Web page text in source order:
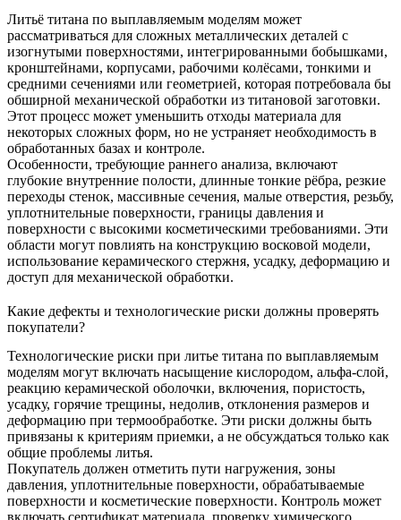
Литьё титана по выплавляемым моделям может
рассматриваться для сложных металлических деталей с
изогнутыми поверхностями, интегрированными бобышками,
кронштейнами, корпусами, рабочими колёсами, тонкими и
средними сечениями или геометрией, которая потребовала бы
обширной механической обработки из титановой заготовки.
Этот процесс может уменьшить отходы материала для
некоторых сложных форм, но не устраняет необходимость в
обработанных базах и контроле.
Особенности, требующие раннего анализа, включают
глубокие внутренние полости, длинные тонкие рёбра, резкие
переходы стенок, массивные сечения, малые отверстия, резьбу,
уплотнительные поверхности, границы давления и
поверхности с высокими косметическими требованиями. Эти
области могут повлиять на конструкцию восковой модели,
использование керамического стержня, усадку, деформацию и
доступ для механической обработки.
Какие дефекты и технологические риски должны проверять
покупатели?
Технологические риски при литье титана по выплавляемым
моделям могут включать насыщение кислородом, альфа-слой,
реакцию керамической оболочки, включения, пористость,
усадку, горячие трещины, недолив, отклонения размеров и
деформацию при термообработке. Эти риски должны быть
привязаны к критериям приемки, а не обсуждаться только как
общие проблемы литья.
Покупатель должен отметить пути нагружения, зоны
давления, уплотнительные поверхности, обрабатываемые
поверхности и косметические поверхности. Контроль может
включать сертификат материала, проверку химического